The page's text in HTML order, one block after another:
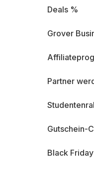
Deals %
Grover
Partner
Gutschein-
Black Friday